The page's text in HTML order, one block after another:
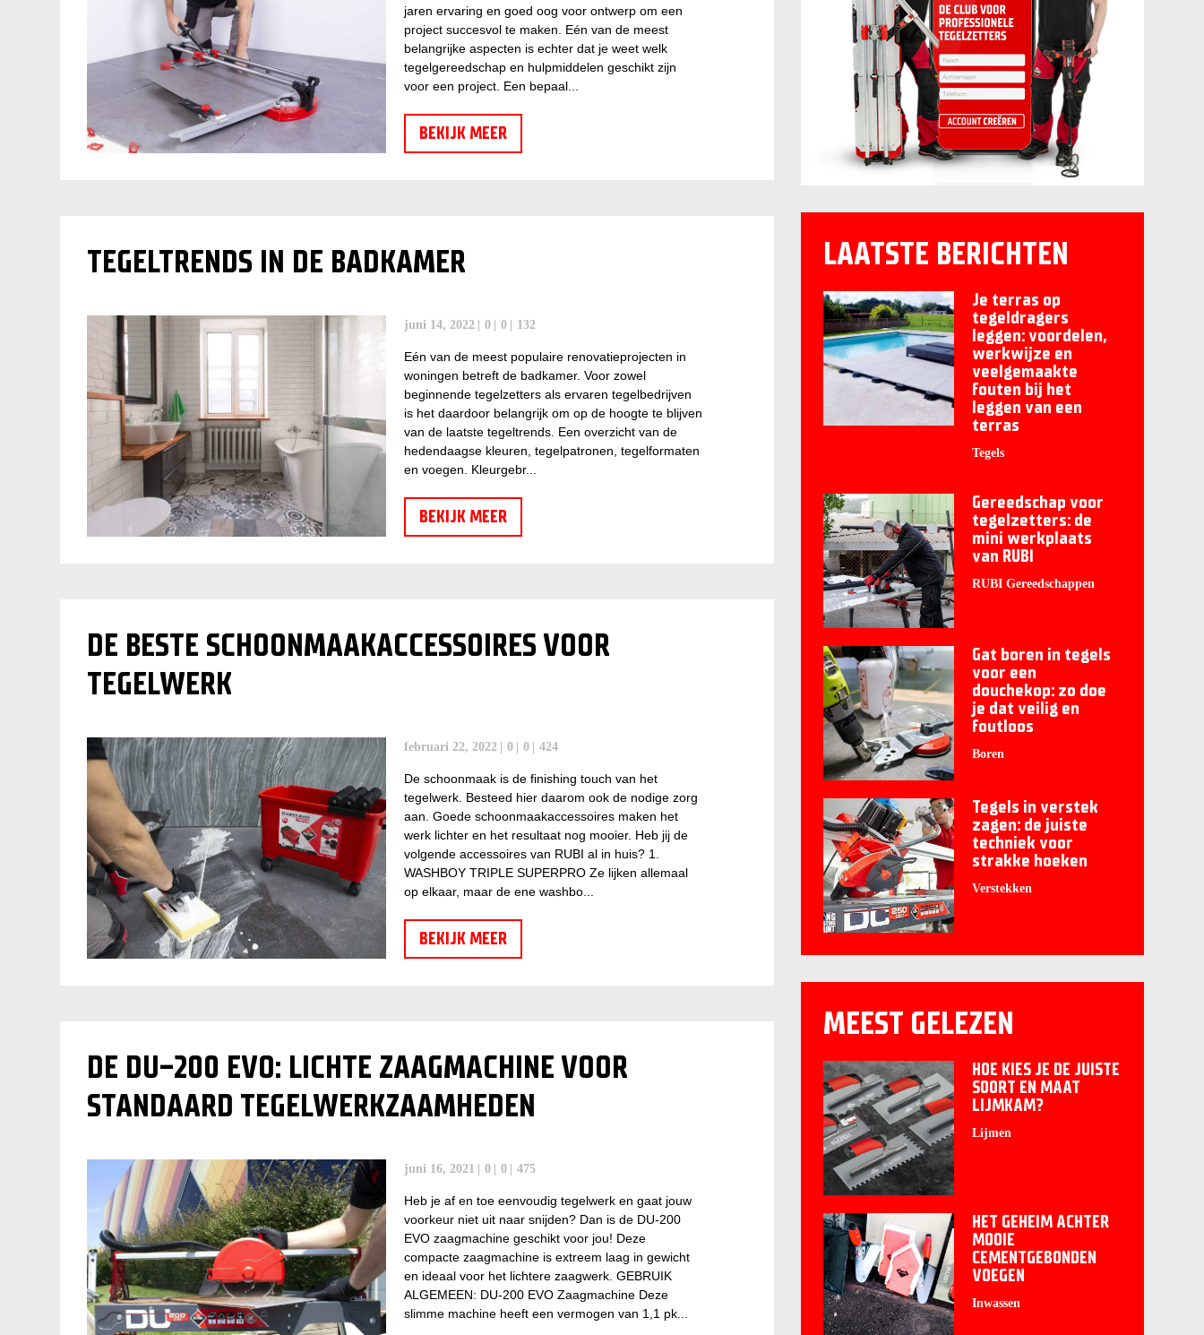
jaren ervaring en goed oog voor ontwerp om een
project succesvol te maken. Eén van de meest
belangrijke aspecten is echter dat je weet welk
tegelgereedschap en hulpmiddelen geschikt zijn
voor een project. Een bepaal...
BEKIJK MEER
TEGELTRENDS IN DE BADKAMER
juni 14, 2022 0 0 132
Eén van de meest populaire renovatieprojecten in
woningen betreft de badkamer. Voor zowel
beginnende tegelzetters als ervaren tegelbedrijven
is het daardoor belangrijk om op de hoogte te blijven
van de laatste tegeltrends. Een overzicht van de
hedendaagse kleuren, tegelpatronen, tegelformaten
en voegen. Kleurgebr...
BEKIJK MEER
DE BESTE SCHOONMAAKACCESSOIRES VOOR
TEGELWERK
februari 22, 2022 0 0 424
De schoonmaak is de finishing touch van het
tegelwerk. Besteed hier daarom ook de nodige zorg
aan. Goede schoonmaakaccessoires maken het
werk lichter en het resultaat nog mooier. Heb jij de
volgende accessoires van RUBI al in huis? 1.
WASHBOY TRIPLE SUPERPRO Ze lijken allemaal
op elkaar, maar de ene washbo...
BEKIJK MEER
DE DU-200 EVO: LICHTE ZAAGMACHINE VOOR
STANDAARD TEGELWERKZAAMHEDEN
juni 16, 2021 0 0 475
Heb je af en toe eenvoudig tegelwerk en gaat jouw
voorkeur niet uit naar snijden? Dan is de DU-200
EVO zaagmachine geschikt voor jou! Deze
compacte zaagmachine is extreem laag in gewicht
en ideaal voor het lichtere zaagwerk. GEBRUIK
ALGEMEEN: DU-200 EVO Zaagmachine Deze
slimme machine heeft een vermogen van 1,1 pk...
LAATSTE BERICHTEN
Je terras op
tegeldragers
leggen: voordelen,
werkwijze en
veelgemaakte
fouten bij het
leggen van een
terras
Tegels
Gereedschap voor
tegelzetters: de
mini werkplaats
van RUBI
RUBI Gereedschappen
Gat boren in tegels
voor een
douchekop: zo doe
je dat veilig en
foutloos
Boren
Tegels in verstek
zagen: de juiste
techniek voor
strakke hoeken
Verstekken
MEEST GELEZEN
HOE KIES JE DE JUISTE
SOORT EN MAAT
LIJMKAM?
Lijmen
HET GEHEIM ACHTER
MOOIE
CEMENTGEBONDEN
VOEGEN
Inwassen